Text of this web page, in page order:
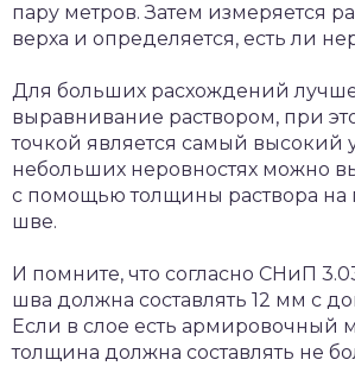
пару метров. Затем измеряется
верха и определяется, есть ли
Для больших расхождений
выравнивание раствором, при
точкой является самый высокий
небольших неровностях можно
с помощью толщины раствора на
шве.
И помните, что согласно СНиП
шва должна составлять 12 мм с
Если в слое есть армировочный
толщина должна составлять не